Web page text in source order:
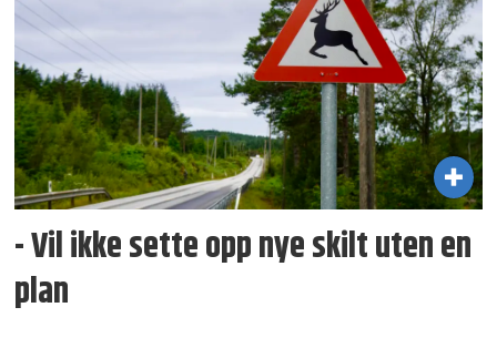
- Vil ikke sette opp nye skilt uten en
plan